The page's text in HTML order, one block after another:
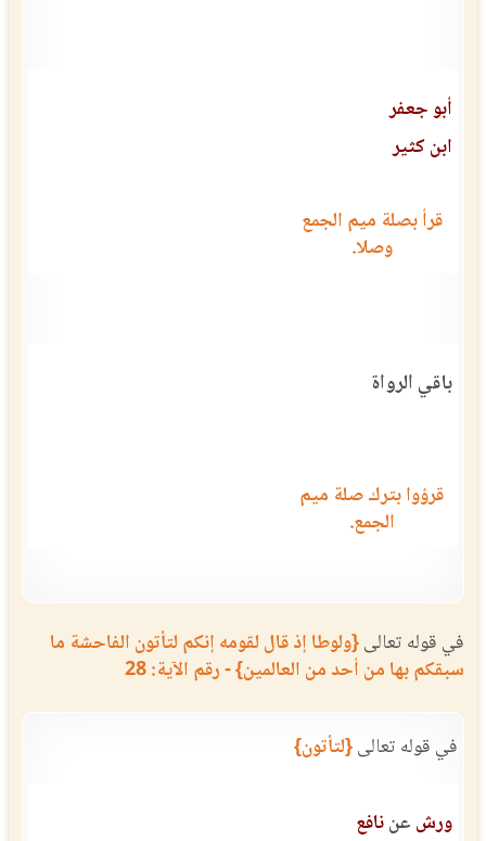
أبو جعفر
ابن كثير
قرأ بصلة ميم الجمع
وصلا.
باقي الرواة
قرؤوا بترك صلة ميم
الجمع.
في قوله تعالى{ولوطا إذ قال لقومه إنكم لتأتون الفاحشة ما
سبقكم بها من أحد من العالمين} - رقم الآية: 28
في قوله تعالى{لتأتون}
ورش عننافع